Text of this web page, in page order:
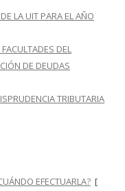
LA UIT PARA EL AÑO
DEL
DE DEUDAS
TRIBUTARIA
EFECTUARLA? [